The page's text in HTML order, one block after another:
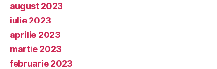
august 2023
iulie 2023
aprilie 2023
martie 2023
februarie 2023